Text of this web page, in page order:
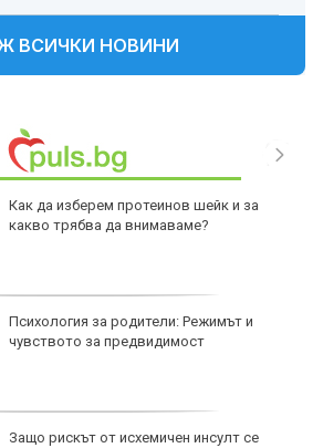
ВСИЧКИ НОВИНИ
Как да изберем протеинов шейк и за
какво трябва да внимаваме?
Психология за родители: Режимът и
чувството за предвидимост
Защо рискът от исхемичен инсулт се